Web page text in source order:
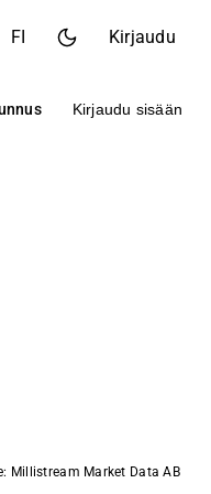
FI Kirjaudu
Kirjaudu sisään
Millistream Market Data AB